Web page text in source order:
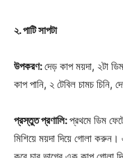
২. পাটি সাপটা
উপকরণ:দেড় কাপ ময়দা, ২টা
কাপ পানি, ২ টেবিল চামচ চিনি,
প্রস্তুত প্রণালি:প্রথমে ডিম
মিশিয়ে ময়দা দিয়ে গোলা